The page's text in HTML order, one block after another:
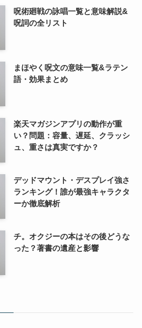
呪術廻戦の詠唱一覧と意味解説&
呪詞の全リスト
まほやく呪文の意味一覧&ラテン
語・効果まとめ
楽天マガジンアプリの動作が重
い？問題：容量、遅延、クラッシ
ュ、重さは真実ですか？
デッドマウント・デスプレイ強さ
ランキング！誰が最強キャラクタ
ーか徹底解析
チ。オクジーの本はその後どうな
った？著書の遺産と影響